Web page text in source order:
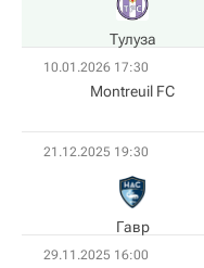
Тулуза
10.01.2026 17:30
Montreuil FC
21.12.2025 19:30
Гавр
29.11.2025 16:00